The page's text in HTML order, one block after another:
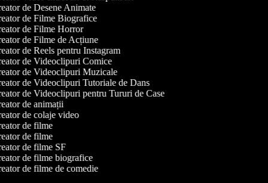
de Desene Animate
de Filme Biografice
de Filme Horror
de Filme de Acțiune
de Reels pentru Instagram
de Videoclipuri Comice
de Videoclipuri Muzicale
de Videoclipuri Tutoriale de Dans
de Videoclipuri pentru Tururi de Case
de animații
de colaje video
de filme
de filme
de filme SF
de filme biografice
de filme de comedie